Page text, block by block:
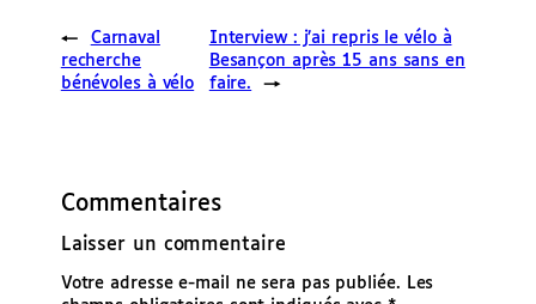
←
Carnaval
recherche
bénévoles à vélo
Interview : j’ai repris le vélo à
Besançon après 15 ans sans en
faire.
→
Commentaires
Laisser un commentaire
Votre adresse e-mail ne sera pas publiée.
Les